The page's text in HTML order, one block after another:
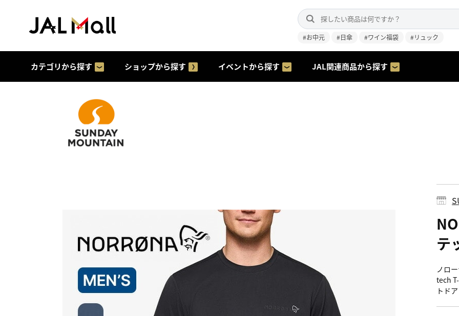
#お中元 #日傘 #ワイン福袋 #リュック
カテゴリから探す ショップから探す イベントから探す JAL関連商品から探す
テ
ノロ
tech
トドア